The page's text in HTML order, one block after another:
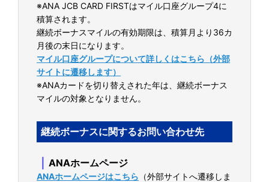
※ANA JCB CARD FIRSTはマイル口座グループ4に
積算されます。
継続ボーナスマイルの有効期限は、積算月より36カ
月後の末日になります。
マイル口座グループについて詳しくはこちら（外部
サイトに遷移します）
※ANAカードを切り替えされた年は、継続ボーナス
マイルの対象となりません。
継続ボーナスに関するお問い合わせ先
｜ ANAホームページ
ANAホームページはこちら （外部サイトへ遷移しま